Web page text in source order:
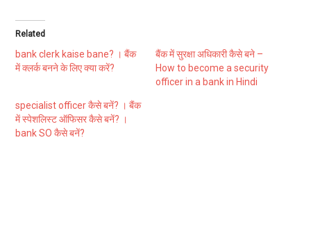
Related
bank clerk kaise bane? । बैंक
में क्लर्क बनने के लिए क्या करें?
बैंक में सुरक्षा अधिकारी कैसे बने –
How to become a security
officer in a bank in Hindi
specialist officer कैसे बनें? । बैंक
में स्पेशलिस्ट ऑफिसर कैसे बनें? ।
bank SO कैसे बनें?